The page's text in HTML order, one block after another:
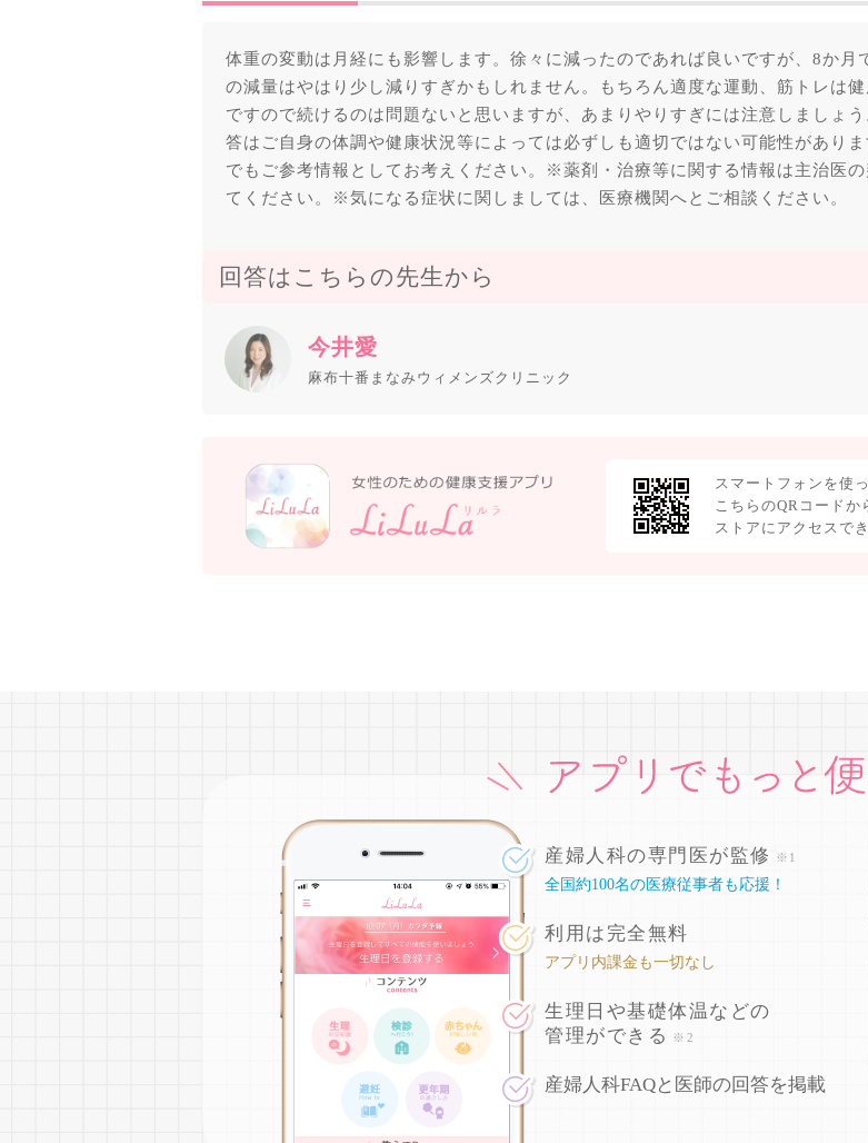
体重の変動は月経にも影響します。徐々に減ったのであれば良いですが、8か月
の減量はやはり少し減りすぎかもしれません。もちろん適度な運動、筋トレは
ですので続けるのは問題ないと思いますが、あまりやりすぎには注意しましょ
答はご自身の体調や健康状況等によっては必ずしも適切ではない可能性がありま
でもご参考情報としてお考えください。※薬剤・治療等に関する情報は主治医の
てください。※気になる症状に関しましては、医療機関へとご相談ください。
回答はこちらの先生から
今井愛
麻布十番まなみウィメンズクリニック
スマートフォンを使
こちらのQRコードか
ストアにアクセスで
産婦人科の専門医が監修 ※1
全国約100名の医療従事者も応援！
利用は完全無料
アプリ内課金も一切なし
生理日や基礎体温などの
管理ができる
※2
産婦人科FAQと医師の回答を掲載